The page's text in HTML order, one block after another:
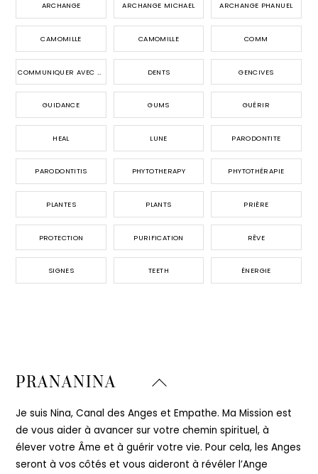
ARCHANGE ARCHANGE MICHAEL ARCHANGE PHANUEL
CAMOMILLE CAMOMILLE COMM
COMMUNIQUER AVEC LES ANGES DENTS GENCIVES
GUIDANCE GUMS GUÉRIR
HEAL LUNE PARODONTITE
PARODONTITIS PHYTOTHERAPY PHYTOTHÉRAPIE
PLANTES PLANTS PRIÈRE
PROTECTION PURIFICATION RÊVE
SIGNES TEETH ÉNERGIE
Back
Top
PRANANINA
Je suis Nina, Canal des Anges et Empathe. Ma Mission est
de vous aider à avancer sur votre chemin spirituel, à
élever votre Âme et à guérir votre vie. Pour cela, les Anges
seront à vos côtés et vous aideront à révéler l’Ange